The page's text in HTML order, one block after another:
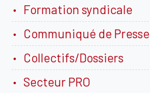
Formation syndicale
Communiqué de Presse
Collectifs/Dossiers
Secteur PRO